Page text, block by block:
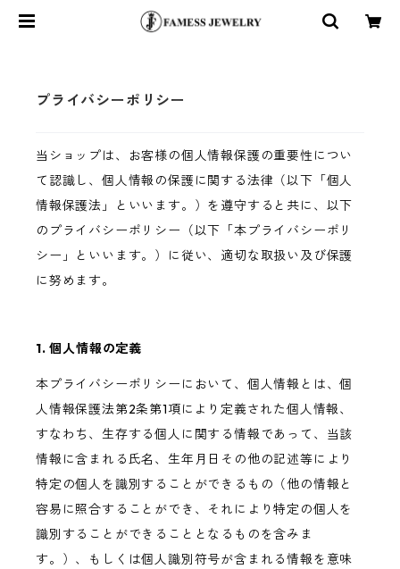
プライバシーポリシー
当ショップは、お客様の個人情報保護の重要性につい
て認識し、個人情報の保護に関する法律（以下「個人
情報保護法」といいます。）を遵守すると共に、以下
のプライバシーポリシー（以下「本プライバシーポリ
シー」といいます。）に従い、適切な取扱い及び保護
に努めます。
1. 個人情報の定義
本プライバシーポリシーにおいて、個人情報とは、個
人情報保護法第2条第1項により定義された個人情報、
すなわち、生存する個人に関する情報であって、当該
情報に含まれる氏名、生年月日その他の記述等により
特定の個人を識別することができるもの（他の情報と
容易に照合することができ、それにより特定の個人を
識別することができることとなるものを含みま
す。）、もしくは個人識別符号が含まれる情報を意味